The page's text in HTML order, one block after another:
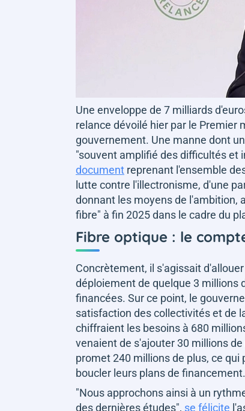
Une enveloppe de 7 milliards
relance dévoilé hier par le Premier
gouvernement. Une manne dont
"souvent amplifié des difficultés et
document reprenant l'ensemble
lutte contre l'illectronisme, d'une
donnant les moyens de l'ambition,
fibre" à fin 2025 dans le cadre du
Fibre optique : le
Concrètement, il s'agissait
déploiement de quelque 3 millions
financées. Sur ce point, le
satisfaction des collectivités et de
chiffraient les besoins à 680
venaient de s'ajouter 30 millions
promet 240 millions de plus, ce
boucler leurs plans de financement.
"Nous approchons ainsi à un
des dernières études", se félicite